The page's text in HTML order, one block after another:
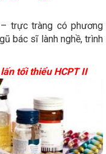
trực tràng có phương
bác sĩ lành nghề, trình
tối thiểu HCPT II